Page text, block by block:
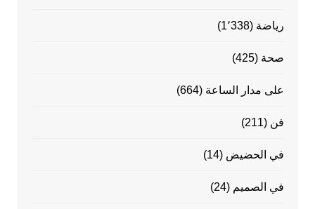
رياضة (1٬338)
صحة (425)
على مدار الساعة (664)
فن (211)
في الحضيض (14)
في الصميم (24)